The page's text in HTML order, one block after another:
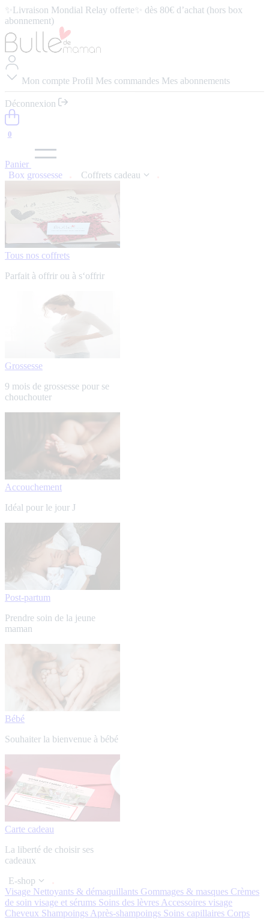
✨Livraison Mondial Relay offerte✨ dès 80€ d’achat (hors box
abonnement)
⭐️ 4,9/5 (57 avis google) ⭢
Mon compte Profil Mes commandes Mes abonnements
Déconnexion
0
Panier
Box grossesse
Coffrets cadeau
Tous nos coffrets
Parfait à offrir ou à s‘offrir
Grossesse
9 mois de grossesse pour se
chouchouter
Accouchement
Idéal pour le jour J
Post-partum
Prendre soin de la jeune
maman
Bébé
Souhaiter la bienvenue à bébé
Carte cadeau
La liberté de choisir ses
cadeaux
E-shop
Visage Nettoyants & démaquillants Gommages & masques Crèmes
de soin visage et sérums Soins des lèvres Accessoires visage
Cheveux Shampoings Après-shampoings Soins capillaires Corps